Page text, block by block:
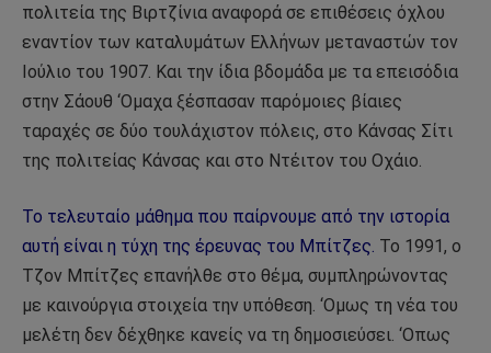
πολιτεία της Βιρτζίνια αναφορά σε επιθέσεις όχλου
εναντίον των καταλυμάτων Ελλήνων μεταναστών τον
Ιούλιο του 1907. Και την ίδια βδομάδα με τα επεισόδια
στην Σάουθ ‘Ομαχα ξέσπασαν παρόμοιες βίαιες
ταραχές σε δύο τουλάχιστον πόλεις, στο Κάνσας Σίτι
της πολιτείας Κάνσας και στο Ντέιτον του Οχάιο.
Το τελευταίο μάθημα που παίρνουμε από την ιστορία
αυτή είναι η τύχη της έρευνας του Μπίτζες. Το 1991, ο
Τζον Μπίτζες επανήλθε στο θέμα, συμπληρώνοντας
με καινούργια στοιχεία την υπόθεση. ‘Ομως τη νέα του
μελέτη δεν δέχθηκε κανείς να τη δημοσιεύσει. ‘Οπως